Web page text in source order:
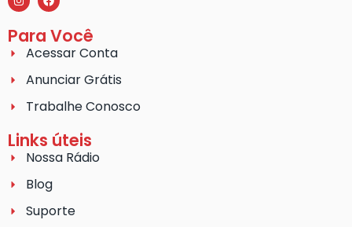
Para Você
Acessar Conta
Anunciar Grátis
Trabalhe Conosco
Links úteis
Nossa Rádio
Blog
Suporte